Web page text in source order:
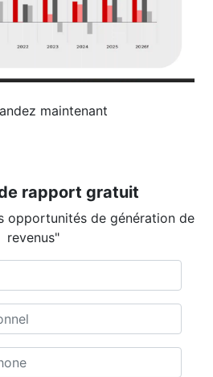
maintenant
rapport gratuit
opportunités de génération de
revenus"